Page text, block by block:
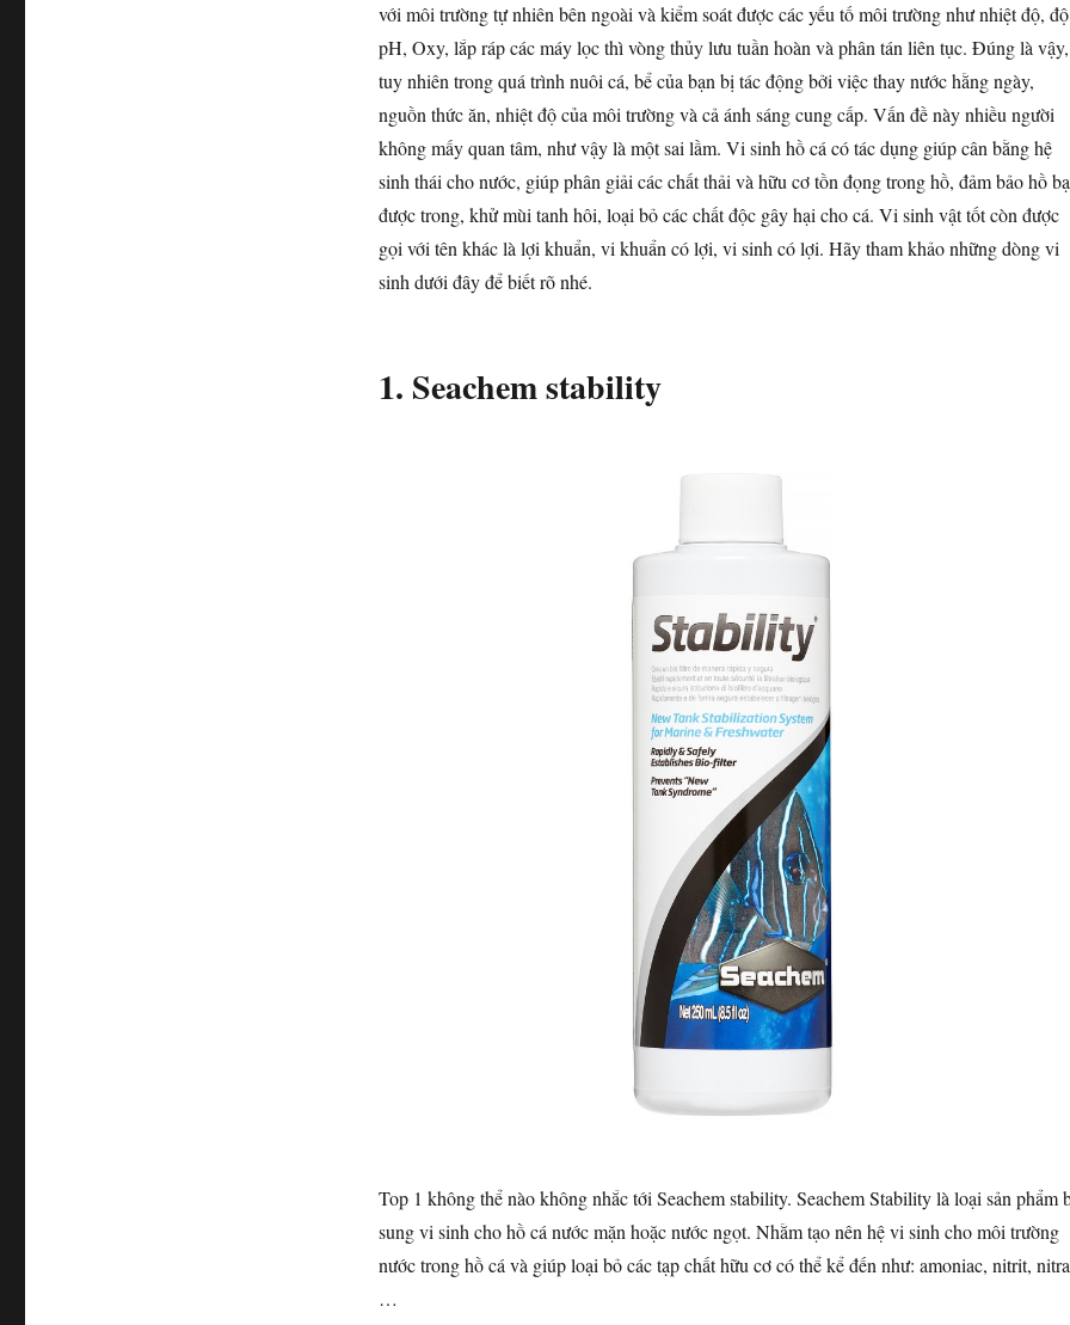
với môi trường tự nhiên bên ngoài và kiểm soát được các yếu tố môi trường như nhiệt độ, độ
pH, Oxy, lắp ráp các máy lọc thì vòng thủy lưu tuần hoàn và phân tán liên tục. Đúng là vậy,
tuy nhiên trong quá trình nuôi cá, bể của bạn bị tác động bởi việc thay nước hằng ngày,
nguồn thức ăn, nhiệt độ của môi trường và cả ánh sáng cung cấp. Vấn đề này nhiều người
không mấy quan tâm, như vậy là một sai lầm. Vi sinh hồ cá có tác dụng giúp cân bằng hệ
sinh thái cho nước, giúp phân giải các chất thải và hữu cơ tồn đọng trong hồ, đảm bảo hồ
được trong, khử mùi tanh hôi, loại bỏ các chất độc gây hại cho cá. Vi sinh vật tốt còn được
gọi với tên khác là lợi khuẩn, vi khuẩn có lợi, vi sinh có lợi. Hãy tham khảo những dòng vi
sinh dưới đây để biết rõ nhé.
1. Seachem stability
Top 1 không thể nào không nhắc tới Seachem stability. Seachem Stability là loại sản phẩm
sung vi sinh cho hồ cá nước mặn hoặc nước ngọt. Nhằm tạo nên hệ vi sinh cho môi trường
nước trong hồ cá và giúp loại bỏ các tạp chất hữu cơ có thể kể đến như: amoniac, nitrit,
…